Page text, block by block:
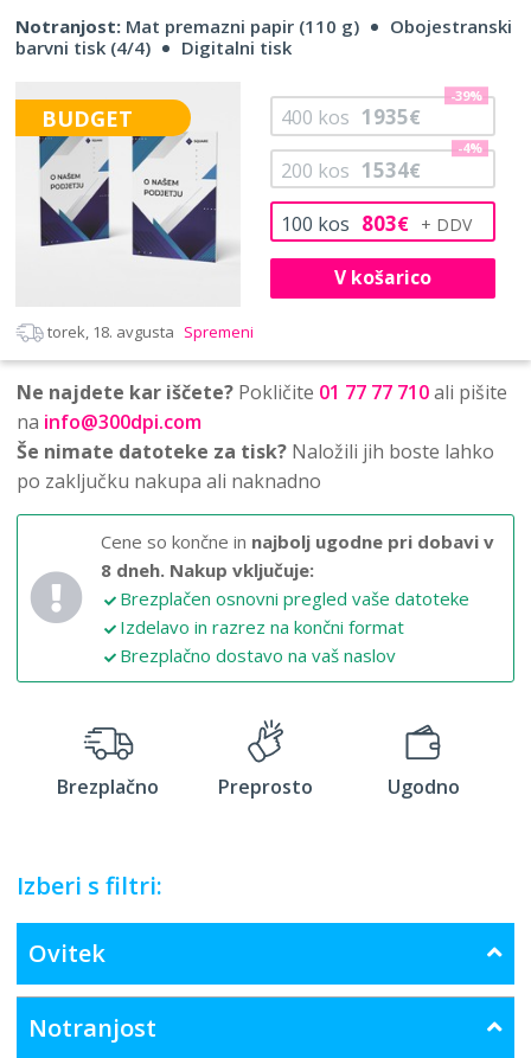
Notranjost: Mat premazni papir (110 g)
Obojestranski
barvni tisk (4/4)
Digitalni tisk
BUDGET
100 kos 803€
200 kos 1534€
-4%
400 kos 1935€
-39%
V košarico
torek, 18. avgusta Spremeni
Ne najdete kar iščete? Pokličite 01 77 77 710ali pišite
na info@300dpi.com
Še nimate datoteke za tisk? Naložili jih boste lahko
po zaključku nakupa ali naknadno
Cene so končne in najbolj ugodne pri dobavi v
8 dneh. Nakup vključuje:
Brezplačen osnovni pregled vaše datoteke
Izdelavo in razrez na končni format
Brezplačno dostavo na vaš naslov
Brezplačno Preprosto Ugodno
Izberi s filtri:
Ovitek
Notranjost